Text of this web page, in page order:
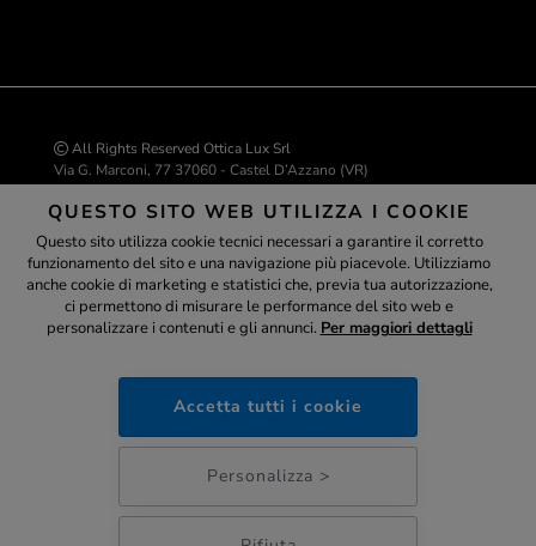
All Rights Reserved Ottica Lux Srl
Via G. Marconi, 77 37060 - Castel D’Azzano (VR)
REA VR-429226
info@ottica-lux.com
Realizzazione e-commerce Colombo 3000
PAGAMENTI SICURI
Assistente
ottica-lux.it
QUESTO SITO WEB UTILIZZA I COOKIE
Questo sito utilizza cookie tecnici necessari a garantire il corretto
funzionamento del sito e una navigazione più piacevole. Utilizziamo
anche cookie di marketing e statistici che, previa tua autorizzazione,
ci permettono di misurare le performance del sito web e
personalizzare i contenuti e gli annunci. Per maggiori dettagli
Accetta tutti i cookie
Personalizza >